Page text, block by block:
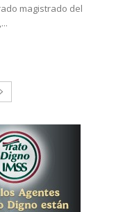
magistrado del